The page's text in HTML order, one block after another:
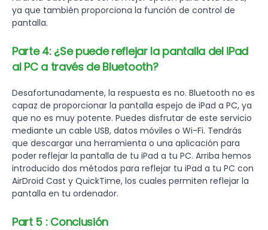
ya que también proporciona la función de control de
pantalla.
Parte 4: ¿Se puede reflejar la pantalla del iPad
al PC a través de Bluetooth?
Desafortunadamente, la respuesta es no. Bluetooth no es
capaz de proporcionar la pantalla espejo de iPad a PC, ya
que no es muy potente. Puedes disfrutar de este servicio
mediante un cable USB, datos móviles o Wi-Fi. Tendrás
que descargar una herramienta o una aplicación para
poder reflejar la pantalla de tu iPad a tu PC. Arriba hemos
introducido dos métodos para reflejar tu iPad a tu PC con
AirDroid Cast y QuickTime, los cuales permiten reflejar la
pantalla en tu ordenador.
Part 5 : Conclusión